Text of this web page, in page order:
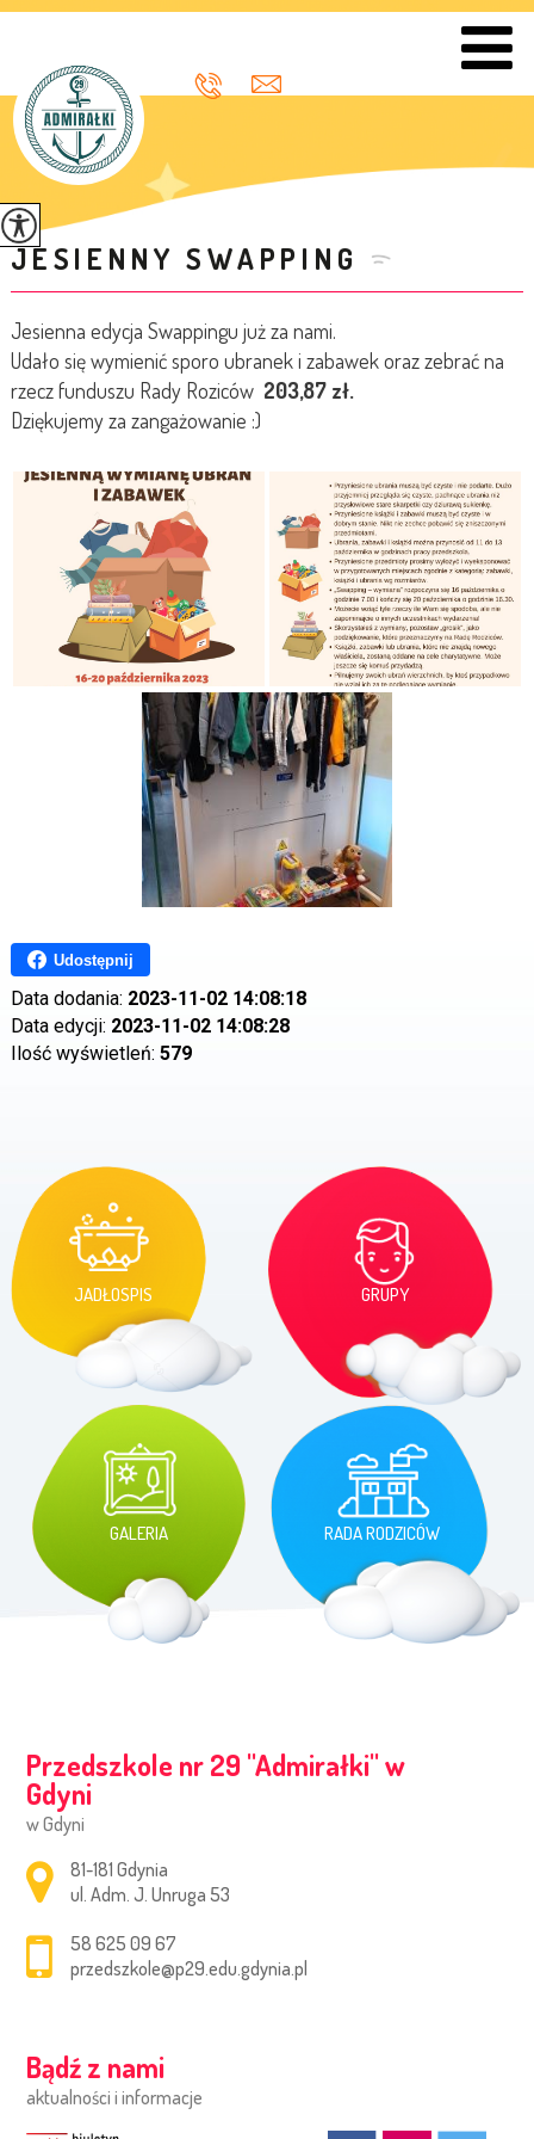
JESIENNY SWAPPING
Jesienna edycja Swappingu już za nami.
Udało się wymienić sporo ubranek i zabawek oraz zebrać na
rzecz funduszu Rady Roziców 203,87 zł.
Dziękujemy za zangażowanie :)
Udostępnij
Data dodania: 2023-11-02 14:08:18
Data edycji: 2023-11-02 14:08:28
Ilość wyświetleń: 579
JADŁOSPIS GRUPY
GALERIA RADA RODZICÓW
Przedszkole nr 29 ''Admirałki'' w
Gdyni
w Gdyni
Adres pocztowy:
81-181 Gdynia
ul. Adm. J. Unruga 53
58 625 09 67
przedszkole@p29.edu.gdynia.pl
Bądź z nami
aktualności i informacje